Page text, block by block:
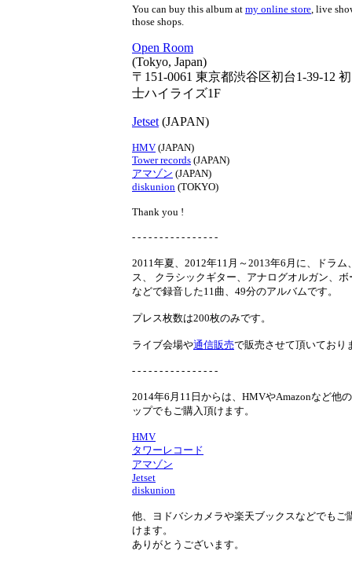
You can buy this album at my online store, live
those shops.
Open Room
(Tokyo, Japan)
〒151-0061 東京都渋谷区初台1-39-12
士ハイライズ1F
Jetset (JAPAN)
HMV (JAPAN)
Tower records (JAPAN)
アマゾン (JAPAN)
diskunion (TOKYO)
Thank you !
- - - - - - - - - - - - - - - -
2011年夏、2012年11月～2013年6月に、ドラム
ス、 クラシックギター、アナログオルガン、ボ
などで録音した11曲、49分のアルバムです。
プレス枚数は200枚のみです。
ライブ会場や通信販売で販売させて頂いており
- - - - - - - - - - - - - - - -
2014年6月11日からは、HMVやAmazonなど他
ップでもご購入頂けます。
HMV
タワーレコード
アマゾン
Jetset
diskunion
他、ヨドバシカメラや楽天ブックスなどでもご
けます。
ありがとうございます。